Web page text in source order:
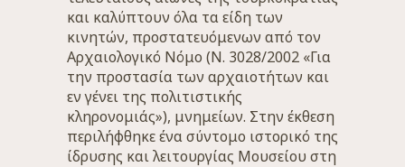
και καλύπτουν όλα τα είδη των
κινητών, προστατευόμενων από τον
Αρχαιολογικό Νόμο (Ν. 3028/2002 «Για
την προστασία των αρχαιοτήτων και
εν γένει της πολιτιστικής
κληρονομιάς»), μνημείων. Στην έκθεση
περιλήφθηκε ένα σύντομο ιστορικό της
ίδρυσης και λειτουργίας Μουσείου στη